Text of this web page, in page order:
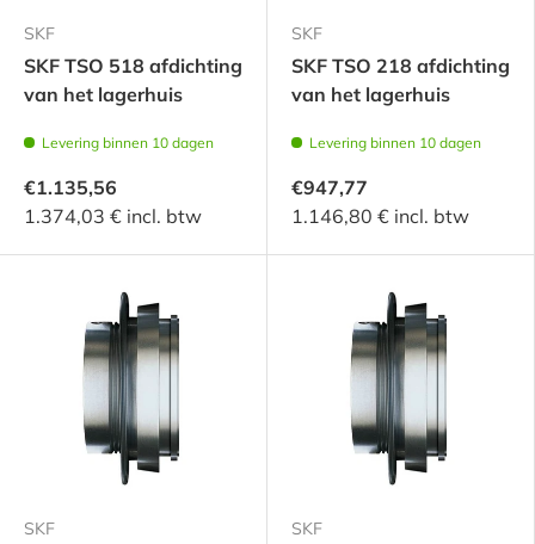
SKF
SKF TSO 518 afdichting
van het lagerhuis
Levering binnen 10 dagen
€1.135,56
1.374,03 € incl. btw
SKF
SKF TSO 218 afdichting
van het lagerhuis
Levering binnen 10 dagen
€947,77
1.146,80 € incl. btw
SKF SKF